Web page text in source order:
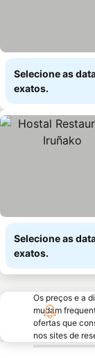
Selecione as
exatos.
Selecione as
exatos.
Os preços e a
mudam
ofertas que
nos sites de